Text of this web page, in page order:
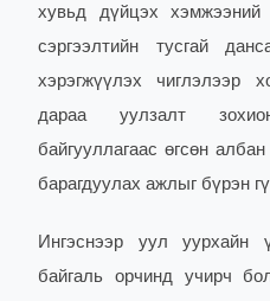
хувьд дүйцэх хэмжээний
сэргээлтийн тусгай
хэрэгжүүлэх чиглэлээр
дараа уулзалт
байгууллагаас өгсөн
барагдуулах ажлыг бүрэн
Ингэснээр уул уурхайн
байгаль орчинд учирч